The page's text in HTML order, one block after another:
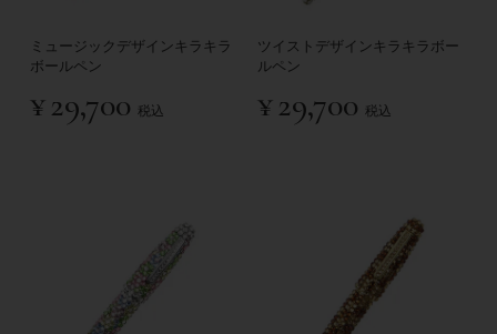
ミュージックデザインキラキラ
ボールペン
¥29,700 税込
ツイストデザインキラキラボー
ルペン
¥29,700 税込